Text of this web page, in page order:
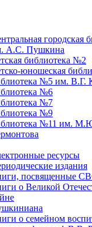
городская
А.С. Пушкина
библиотека №2
юношеская
№5 им. В.Г.
№6
№7
№9
№11 им.
ресурсы
издания
посвященные
о Великой
о семейном